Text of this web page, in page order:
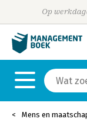
Op
Mens en